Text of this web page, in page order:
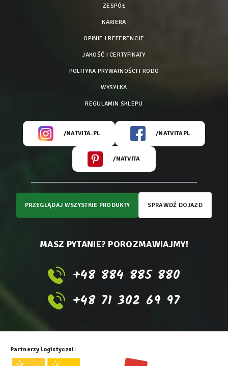
ZESPÓŁ
KARIERA
OPINIE I REFERENCJE
JAKOŚĆ I CERTYFIKATY
POLITYKA PRYWATNOŚCI I RODO
WYSYŁKA
REGULAMIN SKLEPU
/NATVITA.PL /NATVITAPL
/NATVITA
PRZEGLĄDAJ WSZYSTKIE PRODUKTY SPRAWDŹ DOJAZD
MASZ PYTANIE? POROZMAWIAJMY!
+48 884 885 880
+48 71 302 69 97
Partnerzy logistyczni: